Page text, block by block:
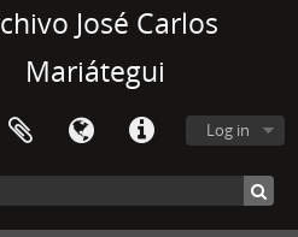
José Carlos
Mariátegui
Log in